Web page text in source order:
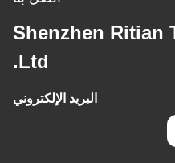
Shenzhen Ritian
Ltd.
البريد الإلكتروني